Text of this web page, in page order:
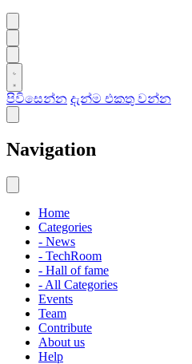
පිවිසෙන්න දැන්ම එකතු වන්න
Navigation
Home
Categories
- News
- TechRoom
- Hall of fame
- All Categories
Events
Team
Contribute
About us
Help